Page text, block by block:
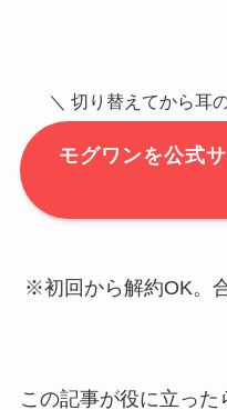
＼ 切り替えてから耳
モグワンを公式
※初回から解約OK。
この記事が役に立っ